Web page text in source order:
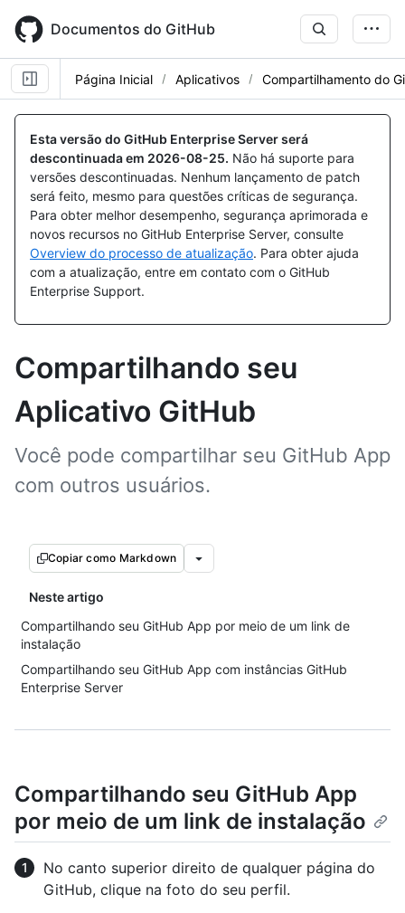
main
content
Documentos do GitHub
Página Inicial Aplicativos Compartilhamento do
Esta versão do GitHub Enterprise Server será
descontinuada em 2026-08-25. Não há suporte para
versões descontinuadas. Nenhum lançamento de patch
será feito, mesmo para questões críticas de segurança.
Para obter melhor desempenho, segurança aprimorada e
novos recursos no GitHub Enterprise Server, consulte
Overview do processo de atualização. Para obter ajuda
com a atualização, entre em contato com o GitHub
Enterprise Support.
Compartilhando seu
Aplicativo GitHub
Você pode compartilhar seu GitHub App
com outros usuários.
Copiar como Markdown
Neste artigo
Compartilhando seu GitHub App por meio de um link de
instalação
Compartilhando seu GitHub App com instâncias GitHub
Enterprise Server
Compartilhando seu GitHub App
por meio de um link de instalação
No canto superior direito de qualquer página do
GitHub, clique na foto do seu perfil.